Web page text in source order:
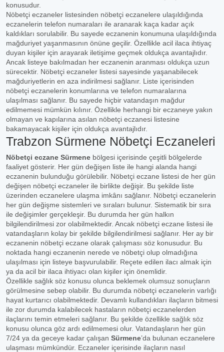
konusudur.
Nöbetçi eczaneler listesinden nöbetçi eczanelere ulaşıldığında
eczanelerin telefon numaraları ile aranarak kaça kadar açık
kaldıkları sorulabilir. Bu sayede eczanenin konumuna ulaşıldığında
mağduriyet yaşanmasının önüne geçilir. Özellikle acil ilaca ihtiyaç
duyan kişiler için arayarak iletişime geçmek oldukça avantajlıdır.
Ancak listeye bakılmadan her eczanenin aranması oldukça uzun
sürecektir. Nöbetçi eczaneler listesi sayesinde yaşanabilecek
mağduriyetlerin en aza indirilmesi sağlanır. Liste içerisinden
nöbetçi eczanelerin konumlarına ve telefon numaralarına
ulaşılması sağlanır. Bu sayede hiçbir vatandaşın mağdur
edilmemesi mümkün kılınır. Özellikle herhangi bir eczaneye yakın
olmayan ve kapılarına asılan nöbetçi eczanesi listesine
bakamayacak kişiler için oldukça avantajlıdır.
Trabzon Sürmene Nöbetçi Eczaneleri
Nöbetçi eczane Sürmene bölgesi içerisinde çeşitli bölgelerde
faaliyet gösterir. Her gün değişen liste ile hangi alanda hangi
eczanenin bulunduğu görülebilir. Nöbetçi eczane listesi de her gün
değişen nöbetçi eczaneler ile birlikte değişir. Bu şekilde liste
üzerinden eczanelere ulaşma imkânı sağlanır. Nöbetçi eczanelerin
her gün değişme sistemleri ve sıraları bulunur. Sistematik bir sıra
ile değişimler gerçekleşir. Bu durumda her gün halkın
bilgilendirilmesi zor olabilmektedir. Ancak nöbetçi eczane listesi ile
vatandaşların kolay bir şekilde bilgilendirilmesi sağlanır. Her ay bir
eczanenin nöbetçi eczane olarak çalışması söz konusudur. Bu
noktada hangi eczanenin nerede ve nöbetçi olup olmadığına
ulaşılması için listeye başvurulabilir. Reçete edilen ilacı almak için
ya da acil bir ilaca ihtiyacı olan kişiler için önemlidir.
Özellikle sağlık söz konusu olunca beklemek olumsuz sonuçların
görülmesine sebep olabilir. Bu durumda nöbetçi eczanelerin varlığı
hayat kurtarıcı olabilmektedir. Devamlı kullandıkları ilaçların bitmesi
ile zor durumda kalabilecek hastaların nöbetçi eczanelerden
ilaçlarını temin etmeleri sağlanır. Bu şekilde özellikle sağlık söz
konusu olunca göz ardı edilmemesi olur. Vatandaşların her gün
7/24 ya da geceye kadar çalışan Sürmene’da bulunan eczanelere
ulaşması mümkündür. Eczaneler içerisinde ilaçların nasıl